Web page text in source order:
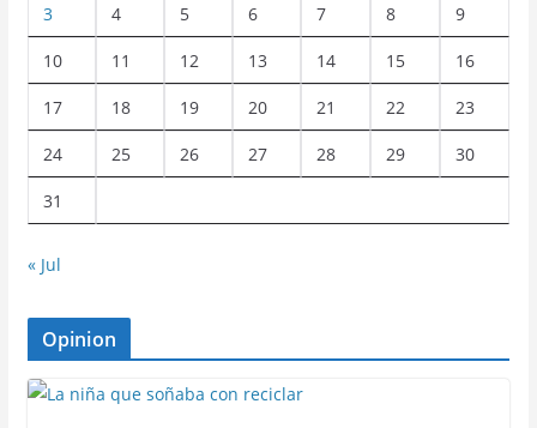
3 4 5 6 7 8 9
10 11 12 13 14 15 16
17 18 19 20 21 22 23
24 25 26 27 28 29 30
31
« Jul
Opinion